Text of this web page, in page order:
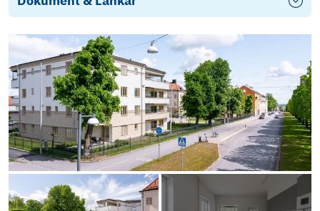
Därför måste mäklaren ställa frågor
Erbjudande LF Bank
Objektsbeskrivning